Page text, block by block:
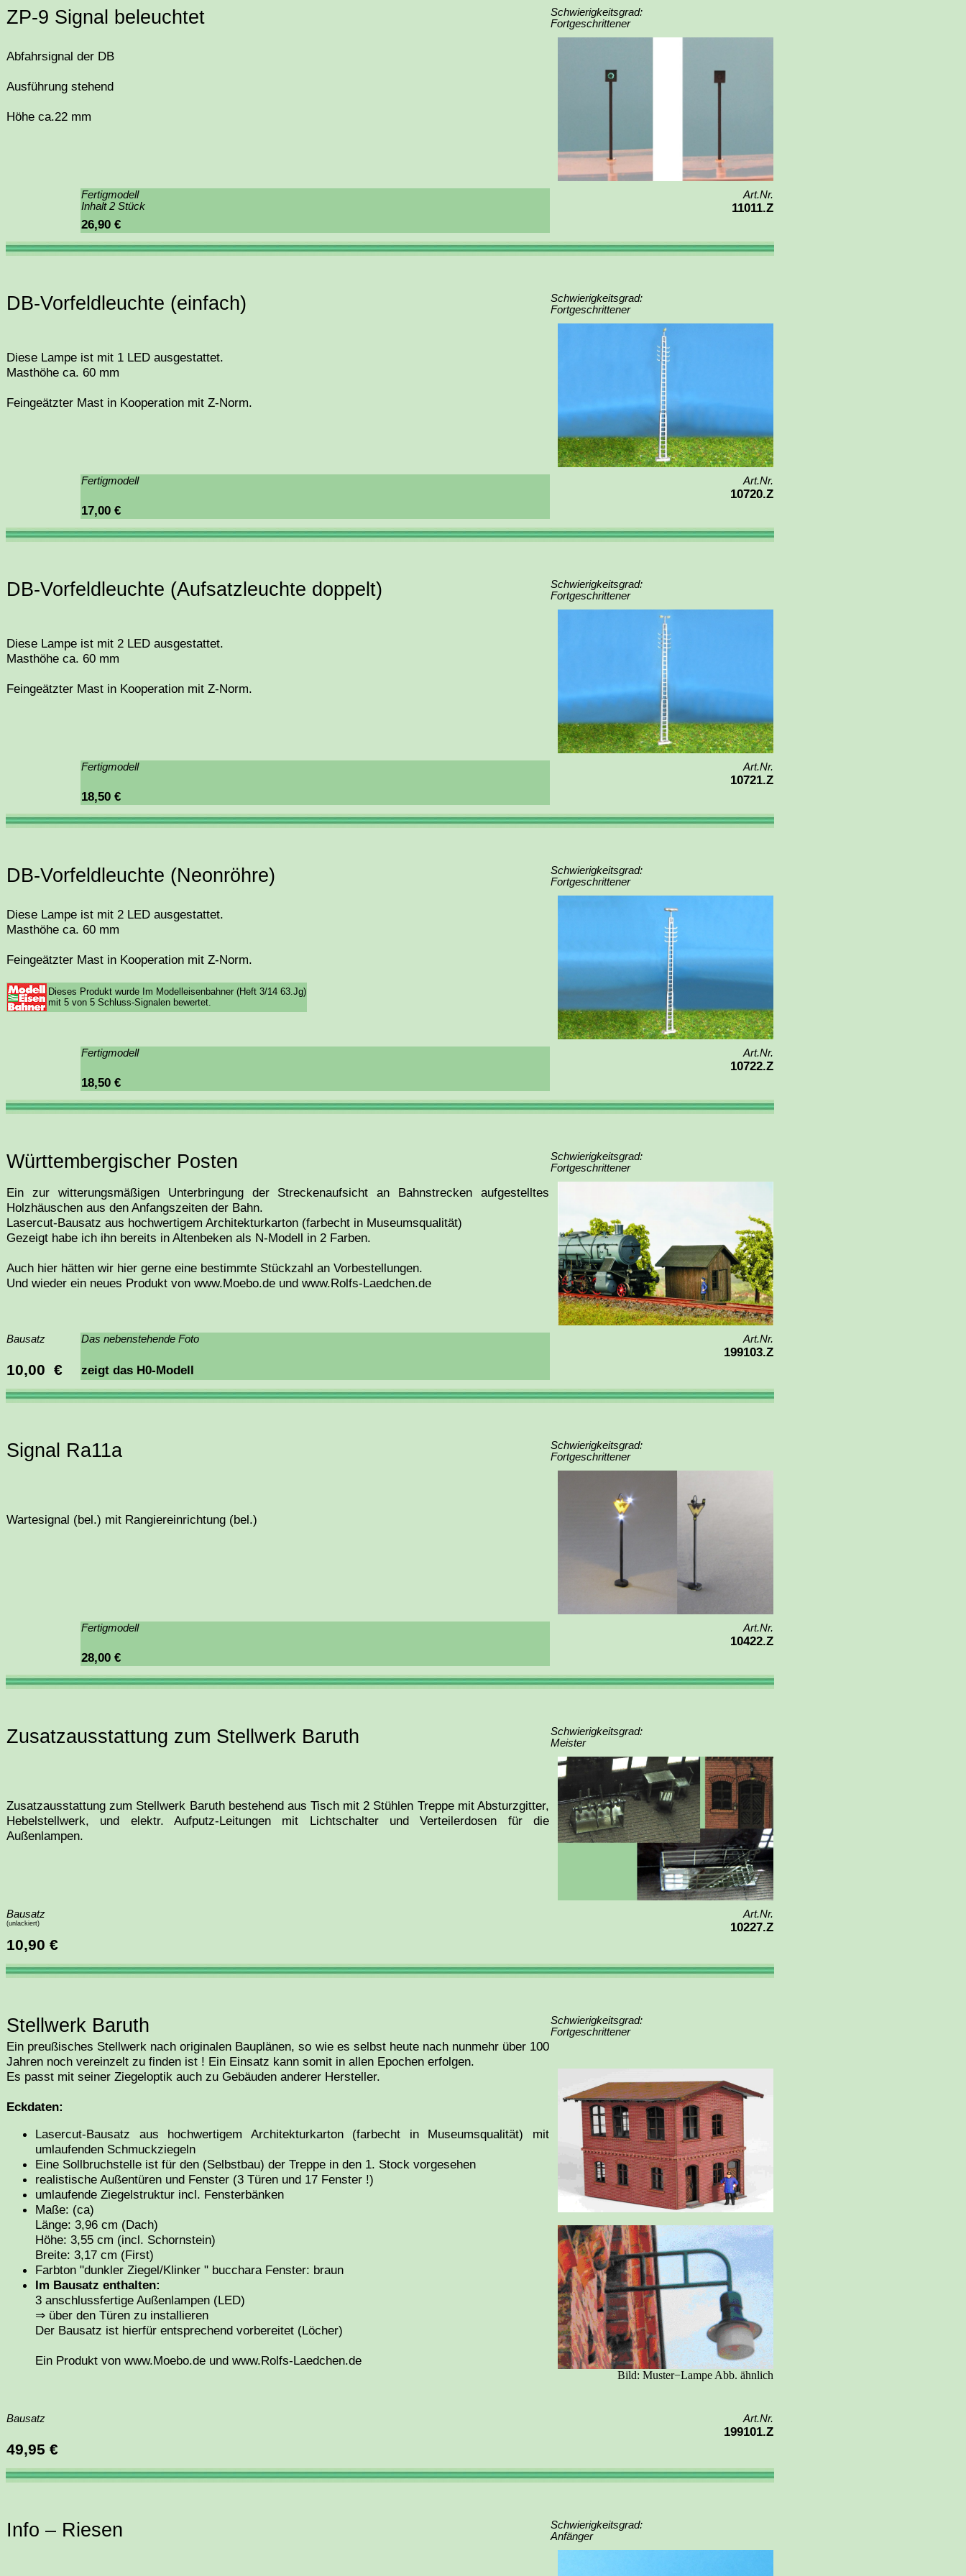
ZP-9 Signal beleuchtet
Schwierigkeitsgrad:
Fortgeschrittener
Abfahrsignal der DB
Ausführung stehend
Höhe ca.22 mm
Fertigmodell
Inhalt 2 Stück
Art.Nr.
11011.Z
26,90 €
DB-Vorfeldleuchte (einfach)
Schwierigkeitsgrad:
Fortgeschrittener
Diese Lampe ist mit 1 LED ausgestattet.
Masthöhe ca. 60 mm
Feingeätzter Mast in Kooperation mit Z-Norm.
Fertigmodell Art.Nr.
10720.Z
17,00 €
DB-Vorfeldleuchte (Aufsatzleuchte doppelt)
Schwierigkeitsgrad:
Fortgeschrittener
Diese Lampe ist mit 2 LED ausgestattet.
Masthöhe ca. 60 mm
Feingeätzter Mast in Kooperation mit Z-Norm.
Fertigmodell Art.Nr.
10721.Z
18,50 €
DB-Vorfeldleuchte (Neonröhre)
Schwierigkeitsgrad:
Fortgeschrittener
Diese Lampe ist mit 2 LED ausgestattet.
Masthöhe ca. 60 mm
Feingeätzter Mast in Kooperation mit Z-Norm.
Dieses Produkt wurde Im Modelleisenbahner (Heft 3/14 63.Jg)
mit 5 von 5 Schluss-Signalen bewertet.
Fertigmodell Art.Nr.
10722.Z
18,50 €
Württembergischer Posten
Schwierigkeitsgrad:
Fortgeschrittener
Ein zur witterungsmäßigen Unterbringung der Streckenaufsicht an Bahnstrecken aufgestelltes
Holzhäuschen aus den Anfangszeiten der Bahn.
Lasercut-Bausatz aus hochwertigem Architekturkarton (farbecht in Museumsqualität)
Gezeigt habe ich ihn bereits in Altenbeken als N-Modell in 2 Farben.
Auch hier hätten wir hier gerne eine bestimmte Stückzahl an Vorbestellungen.
Und wieder ein neues Produkt von www.Moebo.de und www.Rolfs-Laedchen.de
Bausatz Das nebenstehende Foto Art.Nr.
199103.Z
10,00 € zeigt das H0-Modell
Signal Ra11a
Schwierigkeitsgrad:
Fortgeschrittener
Wartesignal (bel.) mit Rangiereinrichtung (bel.)
Fertigmodell Art.Nr.
10422.Z
28,00 €
Zusatzausstattung zum Stellwerk Baruth
Schwierigkeitsgrad:
Meister
Zusatzausstattung zum Stellwerk Baruth bestehend aus Tisch mit 2 Stühlen Treppe mit Absturzgitter,
Hebelstellwerk, und elektr. Aufputz-Leitungen mit Lichtschalter und Verteilerdosen für die
Außenlampen.
Bausatz
(unlackiert)
Art.Nr.
10227.Z
10,90 €
Stellwerk Baruth
Schwierigkeitsgrad:
Fortgeschrittener
Ein preußisches Stellwerk nach originalen Bauplänen, so wie es selbst heute nach nunmehr über 100
Jahren noch vereinzelt zu finden ist ! Ein Einsatz kann somit in allen Epochen erfolgen.
Es passt mit seiner Ziegeloptik auch zu Gebäuden anderer Hersteller.
Eckdaten:
Lasercut-Bausatz aus hochwertigem Architekturkarton (farbecht in Museumsqualität) mit
umlaufenden Schmuckziegeln
Eine Sollbruchstelle ist für den (Selbstbau) der Treppe in den 1. Stock vorgesehen
realistische Außentüren und Fenster (3 Türen und 17 Fenster !)
umlaufende Ziegelstruktur incl. Fensterbänken
Maße: (ca)
Länge: 3,96 cm (Dach)
Höhe: 3,55 cm (incl. Schornstein)
Breite: 3,17 cm (First)
Farbton "dunkler Ziegel/Klinker " bucchara Fenster: braun
Im Bausatz enthalten:
3 anschlussfertige Außenlampen (LED)
⇒ über den Türen zu installieren
Der Bausatz ist hierfür entsprechend vorbereitet (Löcher)
Ein Produkt von www.Moebo.de und www.Rolfs-Laedchen.de
Bild: Muster−Lampe Abb. ähnlich
Bausatz Art.Nr.
199101.Z
49,95 €
Info – Riesen
Schwierigkeitsgrad:
Anfänger